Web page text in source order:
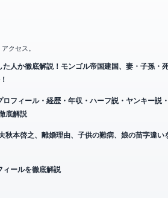
クセス。
人か徹底解説！モンゴル帝国建国、妻・子孫・
フィール・経歴・年収・ハーフ説・ヤンキー説
底解説
秋本啓之、離婚理由、子供の難病、娘の苗字違い
ィールを徹底解説